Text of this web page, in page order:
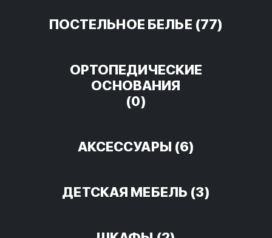
ПОСТЕЛЬНОЕ БЕЛЬЕ (77)
ОРТОПЕДИЧЕСКИЕ
ОСНОВАНИЯ
(0)
АКСЕССУАРЫ (6)
ДЕТСКАЯ МЕБЕЛЬ (3)